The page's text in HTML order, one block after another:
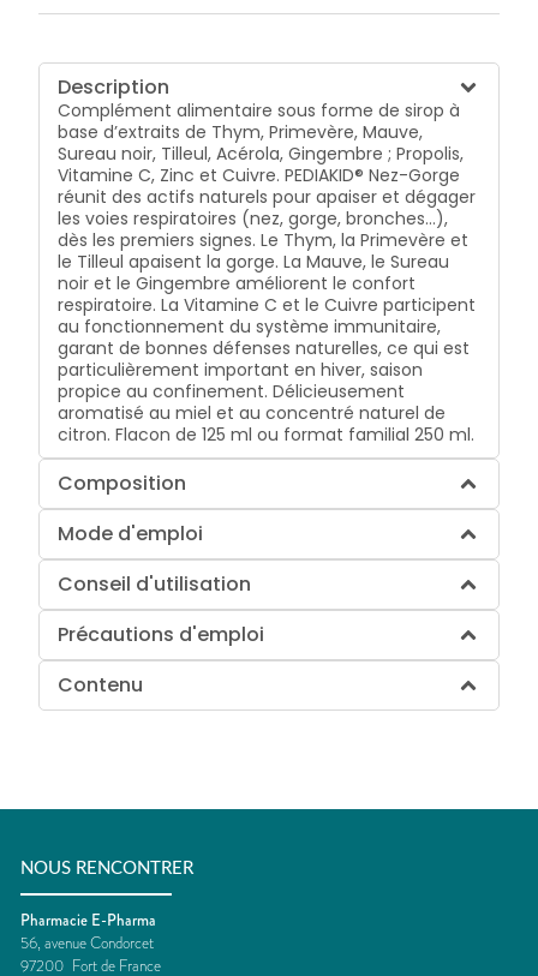
Description
Complément alimentaire sous forme de sirop à
base d’extraits de Thym, Primevère, Mauve,
Sureau noir, Tilleul, Acérola, Gingembre ; Propolis,
Vitamine C, Zinc et Cuivre. PEDIAKID® Nez-Gorge
réunit des actifs naturels pour apaiser et dégager
les voies respiratoires (nez, gorge, bronches…),
dès les premiers signes. Le Thym, la Primevère et
le Tilleul apaisent la gorge. La Mauve, le Sureau
noir et le Gingembre améliorent le confort
respiratoire. La Vitamine C et le Cuivre participent
au fonctionnement du système immunitaire,
garant de bonnes défenses naturelles, ce qui est
particulièrement important en hiver, saison
propice au confinement. Délicieusement
aromatisé au miel et au concentré naturel de
citron. Flacon de 125 ml ou format familial 250 ml.
Composition
Mode d'emploi
Conseil d'utilisation
Précautions d'emploi
Contenu
NOUS RENCONTRER
Pharmacie E-Pharma
56, avenue Condorcet
97200 Fort de France